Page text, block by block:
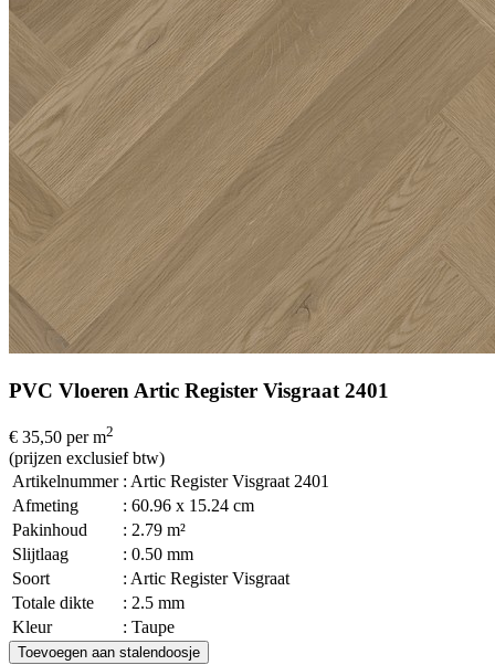
PVC Vloeren Artic Register Visgraat 2401
€ 35,50 per m2
(prijzen exclusief btw)
Artikelnummer : Artic Register Visgraat 2401
Afmeting
: 60.96 x 15.24 cm
Pakinhoud
: 2.79 m²
Slijtlaag
: 0.50 mm
Soort
: Artic Register Visgraat
Totale dikte
: 2.5 mm
Kleur
: Taupe
Toevoegen aan stalendoosje